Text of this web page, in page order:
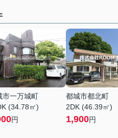
市一万城町
(34.78㎡)
円
都城市都北町
2DK (46.39㎡)
1,900円